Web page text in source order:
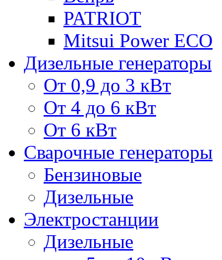
PATRIOT
Mitsui Power ECO
Дизельные генераторы
От 0,9 до 3 кВт
От 4 до 6 кВт
От 6 кВт
Сварочные генераторы
Бензиновые
Дизельные
Электростанции
Дизельные